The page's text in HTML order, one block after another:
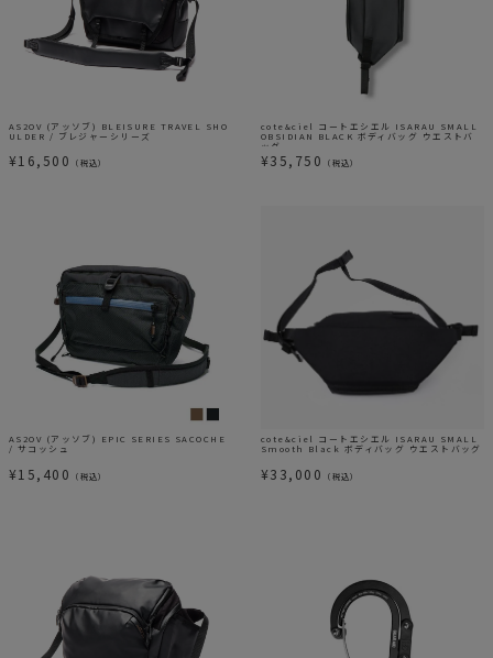
AS2OV (アッソブ) BLEISURE TRAVEL SHO
ULDER / ブレジャーシリーズ
¥16,500 （税込）
cote&ciel コートエシエル ISARAU SMALL
OBSIDIAN BLACK ボディバッグ ウエストバ
ッグ
¥35,750 （税込）
AS2OV (アッソブ) EPIC SERIES SACOCHE
/ サコッシュ
¥15,400 （税込）
cote&ciel コートエシエル ISARAU SMALL
Smooth Black ボディバッグ ウエストバッグ
¥33,000 （税込）